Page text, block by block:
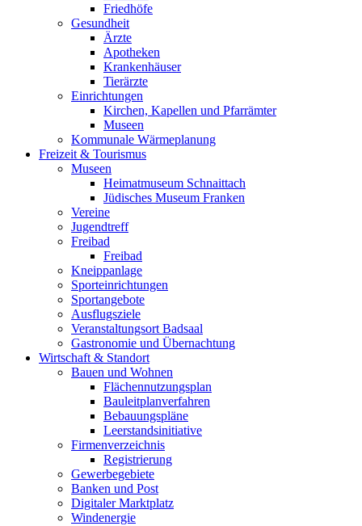
Friedhöfe
Gesundheit
Ärzte
Apotheken
Krankenhäuser
Tierärzte
Einrichtungen
Kirchen, Kapellen und Pfarrämter
Museen
Kommunale Wärmeplanung
Freizeit & Tourismus
Museen
Heimatmuseum Schnaittach
Jüdisches Museum Franken
Vereine
Jugendtreff
Freibad
Freibad
Kneippanlage
Sporteinrichtungen
Sportangebote
Ausflugsziele
Veranstaltungsort Badsaal
Gastronomie und Übernachtung
Wirtschaft & Standort
Bauen und Wohnen
Flächennutzungsplan
Bauleitplanverfahren
Bebauungspläne
Leerstandsinitiative
Firmenverzeichnis
Registrierung
Gewerbegebiete
Banken und Post
Digitaler Marktplatz
Windenergie